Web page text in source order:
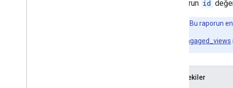
Bu raporun id
Bu raporun
engaged_views
İçindekiler